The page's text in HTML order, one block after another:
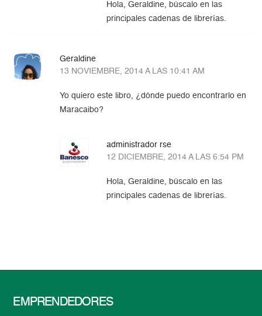
Hola, Geraldine, búscalo en las
principales cadenas de librerías.
Geraldine
13 NOVIEMBRE, 2014 A LAS 10:41 AM
Yo quiero este libro, ¿dónde puedo encontrarlo en
Maracaibo?
administrador rse
12 DICIEMBRE, 2014 A LAS 6:54 PM
Hola, Geraldine, búscalo en las
principales cadenas de librerías.
EMPRENDEDORES